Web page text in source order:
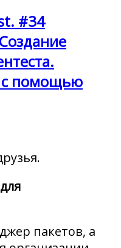
#34
с помощью
пакетов, а